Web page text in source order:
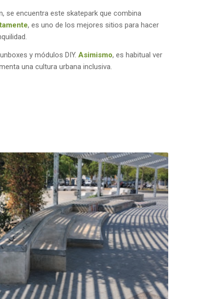
se encuentra este skatepark que combina
, es uno de los mejores sitios para hacer
y módulos DIY.Asimismo, es habitual ver
una cultura urbana inclusiva.